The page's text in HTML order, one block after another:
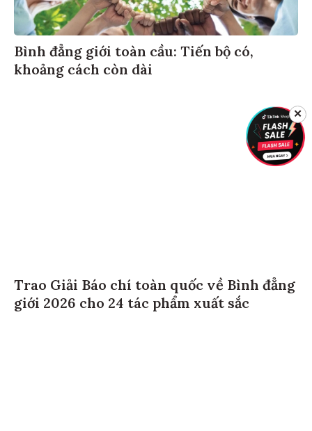
Bình đẳng giới toàn cầu: Tiến bộ có,
khoảng cách còn dài
Trao Giải Báo chí toàn quốc về Bình đẳng
giới 2026 cho 24 tác phẩm xuất sắc
✕